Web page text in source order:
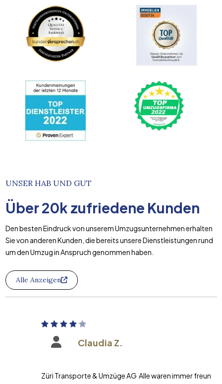
UNSER HAB UND GUT
Über20k zufriedene Kunden
Den besten Eindruck von unserem Umzugsunternehmen erhalten
Sie von anderen Kunden, die bereits unsere Dienstleistungen rund
um den Umzug in Anspruch genommen haben.
Alle Anzeigen
Claudia Z.
Züri Transporte & Umzüge AG Alle waren immer freundlich